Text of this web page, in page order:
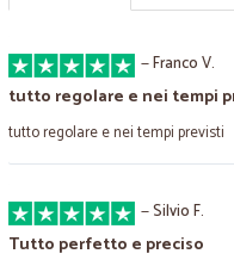
—Franco V.
tutto regolare e nei tempi
tutto regolare e nei tempi previsti
—Silvio F.
Tutto perfetto e preciso